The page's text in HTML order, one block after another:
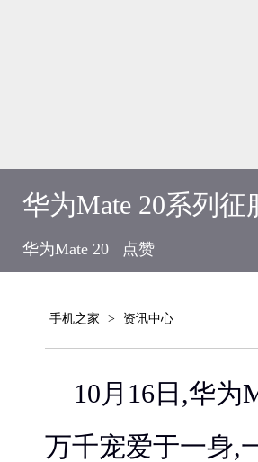
华为Mate 20系列
华为Mate 20 点赞
手机之家 > 资讯中心
10月16日,华为
万千宠爱于一身,